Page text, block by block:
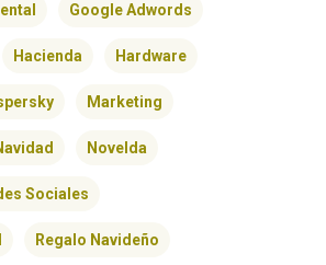
Google Adwords
Hacienda Hardware
Marketing
Novelda
Sociales
Regalo Navideño